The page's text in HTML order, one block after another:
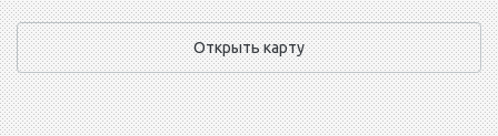
Открыть карту